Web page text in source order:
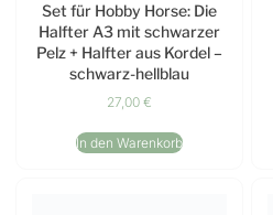
Set für Hobby Horse: Die
Halfter A3 mit schwarzer
Pelz + Halfter aus Kordel –
schwarz-hellblau
27,00 €
In den Warenkorb